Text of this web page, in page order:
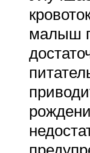
малыш